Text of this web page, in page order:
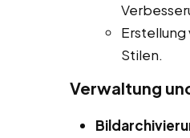
Stilen.
Verwaltung